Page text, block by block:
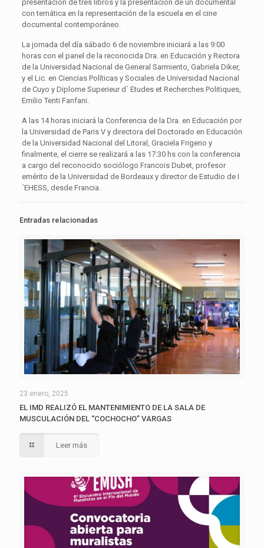
presentación de tres libros y la presentación de un documental
con temática en la representación de la escuela en el cine
documental contemporáneo.
La jornada del día sábado 6 de noviembre iniciará a las 9:00
horas con el panel de la reconocida Dra. en Educación y Rectora
de la Universidad Nacional de General Sarmiento, Gabriela Diker,
y el Lic. en Ciencias Políticas y Sociales de Universidad Nacional
de Cuyo y Diplome Superieur d´ Etudes et Recherches Politiques,
Emilio Tenti Fanfani.
A las 14 horas iniciará la Conferencia de la Dra. en Educación por
la Universidad de Paris V y directora del Doctorado en Educación
de la Universidad Nacional del Litoral, Graciela Frigerio y
finalmente, el cierre se realizará a las 17:30 hs con la conferencia
a cargo del reconocido sociólogo Francois Dubet, profesor
emérito de la Universidad de Bordeaux y director de Estudio de I
´EHESS, desde Francia.
Entradas relacionadas
23 enero, 2025
EL IMD REALIZÓ EL MANTENIMIENTO DE LA SALA DE
MUSCULACIÓN DEL “COCHOCHO” VARGAS
Leer más